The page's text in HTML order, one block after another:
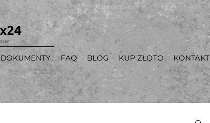
DOKUMENTY FAQ BLOG KUP ZŁOTO KONTAKT